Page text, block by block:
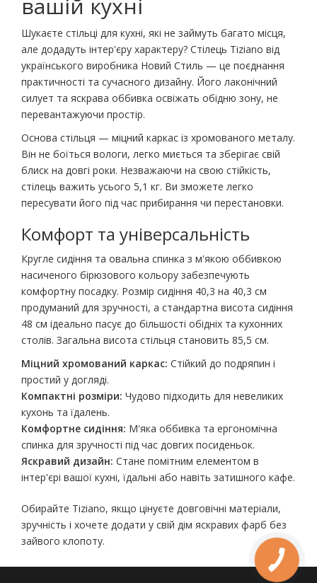
вашій кухні
Шукаєте стільці для кухні, які не займуть багато місця,
але додадуть інтер'єру характеру? Стілець Tiziano від
українського виробника Новий Стиль — це поєднання
практичності та сучасного дизайну. Його лаконічний
силует та яскрава оббивка освіжать обідню зону, не
перевантажуючи простір.
Основа стільця — міцний каркас із хромованого металу.
Він не боїться вологи, легко миється та зберігає свій
блиск на довгі роки. Незважаючи на свою стійкість,
стілець важить усього 5,1 кг. Ви зможете легко
пересувати його під час прибирання чи перестановки.
Комфорт та універсальність
Кругле сидіння та овальна спинка з м'якою оббивкою
насиченого бірюзового кольору забезпечують
комфортну посадку. Розмір сидіння 40,3 на 40,3 см
продуманий для зручності, а стандартна висота сидіння
48 см ідеально пасує до більшості обідніх та кухонних
столів. Загальна висота стільця становить 85,5 см.
Міцний хромований каркас: Стійкий до подряпин і
простий у догляді.
Компактні розміри: Чудово підходить для невеликих
кухонь та їдалень.
Комфортне сидіння: М'яка оббивка та ергономічна
спинка для зручності під час довгих посиденьок.
Яскравий дизайн: Стане помітним елементом в
інтер'єрі вашої кухні, їдальні або навіть затишного кафе.
Обирайте Tiziano, якщо цінуєте довговічні матеріали,
зручність і хочете додати у свій дім яскравих фарб без
зайвого клопоту.